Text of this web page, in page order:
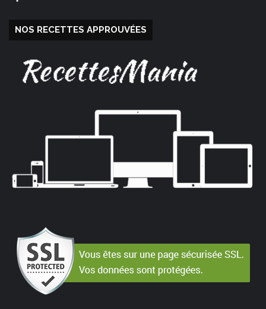
NOS RECETTES APPROUVÉES